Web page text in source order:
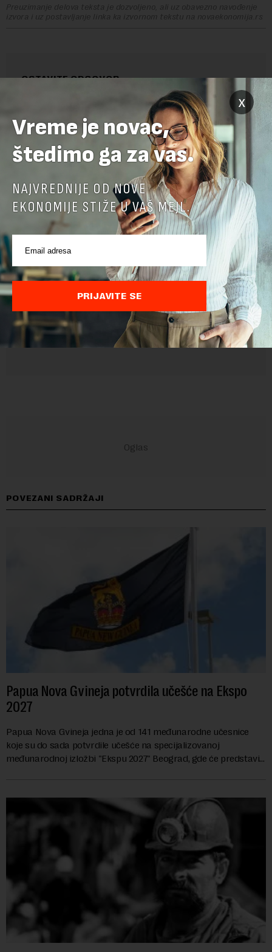
Preuzimanje delova teksta je dozvoljeno, ali uz obavezno navođenje
izvora i uz postavljanje linka ka izvornom tekstu na novaekonomija.rs
OSTAVITE ODGOVOR
Pre slanja komentara, molimo vas da se upoznate sa
pravilima komentarisanja i pravilima korišćenja sajta.
Google Politika
Privatnosti iGoogle Uslovi Korišćenjasu primenjeni.
POVEZANI SADRŽAJI
Papua Nova Gvineja potvrdila učešće na Ekspo
2027
Papua Nova Gvineja jedna je od 141 međunarodne učesnice
koje su do sada potvrdile učešće na specijalizovanoj
međunarodnoj izložbi "Ekspu 2027" Beograd, gde će predstaviti
x
Vreme je novac,
štedimo ga za vas.
NAJVREDNIJE OD NOVE
EKONOMIJE STIŽE U VAŠ MEJL.
PRIJAVITE SE